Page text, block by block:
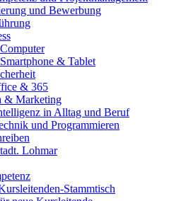
und Bewerbung
& Tablet
& 365
& Marketing
in Alltag und Beruf
und Programmieren
Lohmar
Stammtisch